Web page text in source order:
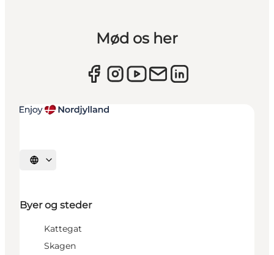
Mød os her
Vælg sprog
Byer og steder
Kattegat
Skagen